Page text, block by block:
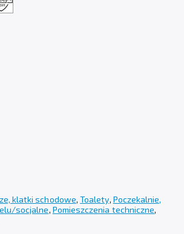
klatki schodowe,Toalety, Poczekalnie,
socjalne, Pomieszczenia techniczne,